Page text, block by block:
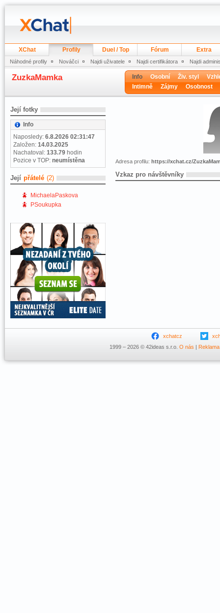
XChat Profily Duel / Top Fórum Extra
Náhodné profily Nováčci Najdi uživatele Najdi certifikátora Najdi
ZuzkaMamka Info Osobní Živ. styl
Intimně
Zájmy Osobnost
Její fotky
Info
Naposledy: 6.8.2026 02:31:47
Založen: 14.03.2025
Nachatoval: 133.79 hodin
Pozice v TOP: neumístěna
Její přátelé (2)
MichaelaPaskova
PSoukupka
Adresa profilu: https://xchat.cz/
Vzkaz pro návštěvníky
xchatcz
1999 – 2026 © 42ideas s.r.o. O nás | Reklama